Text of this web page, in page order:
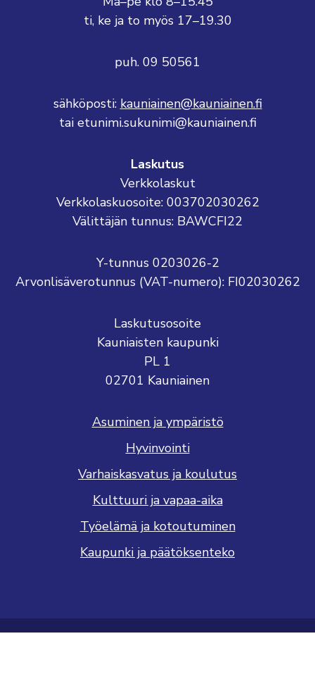
ti, ke ja to myös 17–19.30
puh. 09 50561
sähköposti: kauniainen@kauniainen.fi
tai etunimi.sukunimi@kauniainen.fi
Laskutus
Verkkolaskut
Verkkolaskuosoite: 003702030262
Välittäjän tunnus: BAWCFI22
Y-tunnus 0203026-2
Arvonlisäverotunnus (VAT-numero): FI02030262
Laskutusosoite
Kauniaisten kaupunki
PL 1
02701 Kauniainen
Asuminen ja ympäristö
Hyvinvointi
Varhaiskasvatus ja koulutus
Kulttuuri ja vapaa-aika
Työelämä ja kotoutuminen
Kaupunki ja päätöksenteko